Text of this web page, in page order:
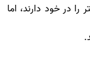
در خود دارند، اما